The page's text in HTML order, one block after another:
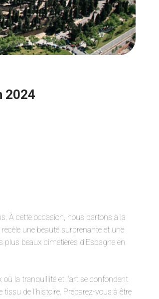
2024
À cette occasion, nous partons à la
une beauté surprenante et une
plus beaux cimetières d’Espagne en
la tranquillité et l’art se confondent
de l’histoire. Préparez-vous à être